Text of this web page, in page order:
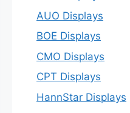
AUO Displays
BOE Displays
CMO Displays
CPT Displays
HannStar Displays